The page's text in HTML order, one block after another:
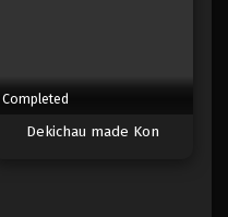
Completed
Dekichau made Kon